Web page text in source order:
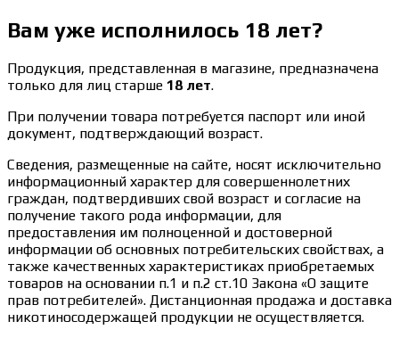
Вам уже исполнилось 18 лет?
Продукция, представленная в магазине, предназначена
только для лиц старше 18 лет.
При получении товара потребуется паспорт или иной
документ, подтверждающий возраст.
Сведения, размещенные на сайте, носят исключительно
информационный характер для совершеннолетних
граждан, подтвердивших свой возраст и согласие на
получение такого рода информации, для
предоставления им полноценной и достоверной
информации об основных потребительских свойствах, а
также качественных характеристиках приобретаемых
товаров на основании п.1 и п.2 ст.10 Закона «О защите
прав потребителей». Дистанционная продажа и доставка
никотиносодержащей продукции не осуществляется.